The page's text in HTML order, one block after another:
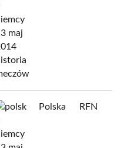
Polska RFN